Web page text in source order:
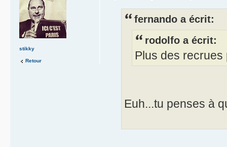
fernando a écrit:
rodolfo a écrit:
Plus des
Euh...tu penses à
stikky
Retour